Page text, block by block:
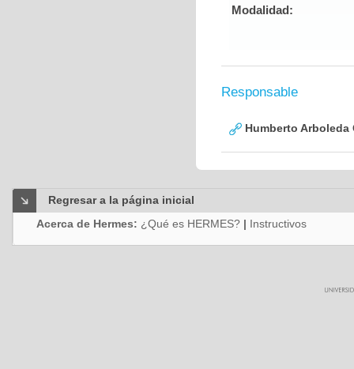
Modalidad:
Responsable
Humberto Arboleda
Regresar a la página inicial
Acerca de Hermes: ¿Qué es HERMES? | Instructivos